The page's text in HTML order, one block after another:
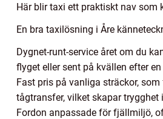
Här blir taxi ett praktiskt nav som
En bra taxilösning i Åre
Dygnet-runt-service året om du
flyget eller sent på kvällen efter
Fast pris på vanliga sträckor,
tågtransfer, vilket skapar trygghet
Fordon anpassade för fjällmiljö,